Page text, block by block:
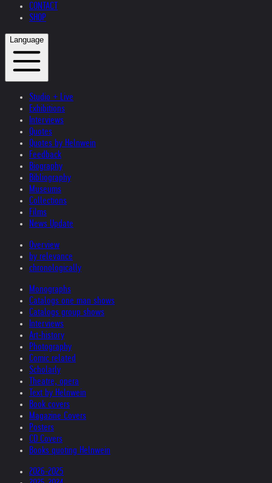
CONTACT
SHOP
Language
Studio + Live
Exhibitions
Interviews
Quotes
Quotes by Helnwein
Feedback
Biography
Bibliography
Museums
Collections
Films
News Update
Overview
by relevance
chronologically
Monographs
Catalogs one man shows
Catalogs group shows
Interviews
Art-history
Photography
Comic related
Scholarly
Theatre, opera
Text by Helnwein
Book covers
Magazine Covers
Posters
CD Covers
Books quoting Helnwein
2026-2025